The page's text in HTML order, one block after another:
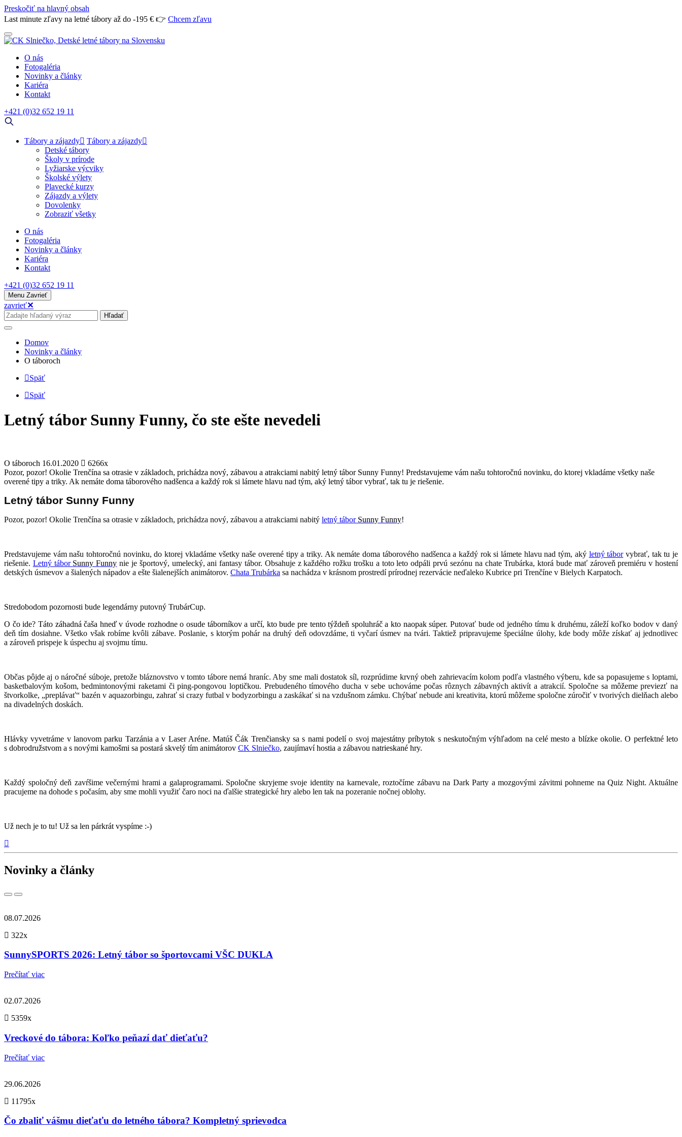
Preskočiť na hlavný obsah
Last minute zľavy na letné tábory až do -195 € 👉 Chcem zľavu
O nás
Fotogaléria
Novinky a články
Kariéra
Kontakt
+421 (0)32 652 19 11
Tábory a zájazdy
Tábory a zájazdy
Detské tábory
Školy v prírode
Lyžiarske výcviky
Školské výlety
Plavecké kurzy
Zájazdy a výlety
Dovolenky
Zobraziť všetky
O nás
Fotogaléria
Novinky a články
Kariéra
Kontakt
+421 (0)32 652 19 11
Menu Zavrieť
zavrieť✕
Hľadať
Domov
Novinky a články
O táboroch
Späť
Späť
Letný tábor Sunny Funny, čo ste ešte nevedeli
O táboroch 16.01.2020
6266x
Pozor, pozor! Okolie Trenčína sa otrasie v základoch, prichádza nový, zábavou a atrakciami nabitý letný tábor Sunny Funny! Predstavujeme vám našu tohtoročnú novinku, do ktorej vkladáme všetky naše
overené tipy a triky. Ak nemáte doma táborového nadšenca a každý rok si lámete hlavu nad tým, aký letný tábor vybrať, tak tu je riešenie.
Letný tábor Sunny Funny
Pozor, pozor! Okolie Trenčína sa otrasie v základoch, prichádza nový, zábavou a atrakciami nabitý letný tábor Sunny Funny!
Predstavujeme vám našu tohtoročnú novinku, do ktorej vkladáme všetky naše overené tipy a triky. Ak nemáte doma táborového nadšenca a každý rok si lámete hlavu nad tým, aký letný táborvybrať, tak tu je
riešenie. Letný tábor Sunny Funny nie je športový, umelecký, ani fantasy tábor. Obsahuje z každého rožku trošku a toto leto odpáli prvú sezónu na chate Trubárka, ktorá bude mať zároveň premiéru v hostení
detských úsmevov a šialených nápadov a ešte šialenejších animátorov. Chata Trubárka sa nachádza v krásnom prostredí prírodnej rezervácie neďaleko Kubrice pri Trenčíne v Bielych Karpatoch.
Stredobodom pozornosti bude legendárny putovný TrubárCup.
O čo ide? Táto záhadná čaša hneď v úvode rozhodne o osude táborníkov a určí, kto bude pre tento týždeň spoluhráč a kto naopak súper. Putovať bude od jedného tímu k druhému, záleží koľko bodov v daný
deň tím dosiahne. Všetko však robíme kvôli zábave. Poslanie, s ktorým pohár na druhý deň odovzdáme, ti vyčarí úsmev na tvári. Taktiež pripravujeme špeciálne úlohy, kde body môže získať aj jednotlivec
a zároveň prispeje k úspechu aj svojmu tímu.
Občas pôjde aj o náročné súboje, pretože bláznovstvo v tomto tábore nemá hraníc. Aby sme mali dostatok síl, rozprúdime krvný obeh zahrievacím kolom podľa vlastného výberu, kde sa popasujeme s loptami,
basketbalovým košom, bedmintonovými raketami či ping-pongovou loptičkou. Prebudeného tímového ducha v sebe uchováme počas rôznych zábavných aktivít a atrakcií. Spoločne sa môžeme previezť na
štvorkolke, „preplávať“ bazén v aquazorbingu, zahrať si crazy futbal v bodyzorbingu a zaskákať si na vzdušnom zámku. Chýbať nebude ani kreativita, ktorú môžeme spoločne zúročiť v tvorivých dielňach alebo
na divadelných doskách.
Hlávky vyvetráme v lanovom parku Tarzánia a v Laser Aréne. Matúš Čák Trenčiansky sa s nami podelí o svoj majestátny príbytok s neskutočným výhľadom na celé mesto a blízke okolie. O perfektné leto
s dobrodružstvom a s novými kamošmi sa postará skvelý tím animátorov CK Slniečko, zaujímaví hostia a zábavou natrieskané hry.
Každý spoločný deň zavŕšime večernými hrami a galaprogramami. Spoločne skryjeme svoje identity na karnevale, roztočíme zábavu na Dark Party a mozgovými závitmi pohneme na Quiz Night. Aktuálne
pracujeme na dohode s počasím, aby sme mohli využiť čaro noci na ďalšie strategické hry alebo len tak na pozeranie nočnej oblohy.
Už nech je to tu! Už sa len párkrát vyspíme :-)
Novinky a články
08.07.2026
322x
SunnySPORTS 2026: Letný tábor so športovcami VŠC DUKLA
Prečítať viac
02.07.2026
5359x
Vreckové do tábora: Koľko peňazí dať dieťaťu?
Prečítať viac
29.06.2026
11795x
Čo zbaliť vášmu dieťaťu do letného tábora? Kompletný sprievodca